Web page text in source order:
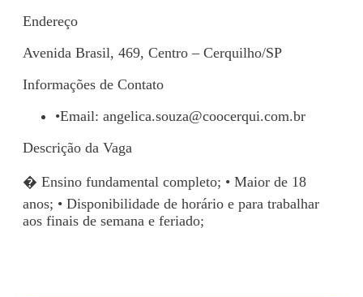
Endereço
Avenida Brasil, 469, Centro – Cerquilho/SP
Informações de Contato
•Email: angelica.souza@coocerqui.com.br
Descrição da Vaga
� Ensino fundamental completo; • Maior de 18
anos; • Disponibilidade de horário e para trabalhar
aos finais de semana e feriado;